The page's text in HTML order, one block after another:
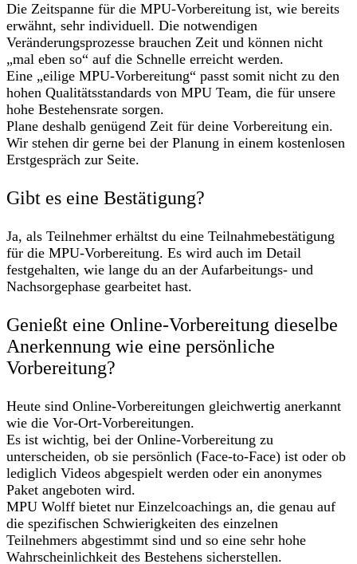
Die Zeitspanne für die MPU-Vorbereitung ist, wie bereits
erwähnt, sehr individuell. Die notwendigen
Veränderungsprozesse brauchen Zeit und können nicht
„mal eben so“ auf die Schnelle erreicht werden.
Eine „eilige MPU-Vorbereitung“ passt somit nicht zu den
hohen Qualitätsstandards von MPU Team, die für unsere
hohe Bestehensrate sorgen.
Plane deshalb genügend Zeit für deine Vorbereitung ein.
Wir stehen dir gerne bei der Planung in einem kostenlosen
Erstgespräch zur Seite.
Gibt es eine Bestätigung?
Ja, als Teilnehmer erhältst du eine Teilnahmebestätigung
für die MPU-Vorbereitung. Es wird auch im Detail
festgehalten, wie lange du an der Aufarbeitungs- und
Nachsorgephase gearbeitet hast.
Genießt eine Online-Vorbereitung dieselbe
Anerkennung wie eine persönliche
Vorbereitung?
Heute sind Online-Vorbereitungen gleichwertig anerkannt
wie die Vor-Ort-Vorbereitungen.
Es ist wichtig, bei der Online-Vorbereitung zu
unterscheiden, ob sie persönlich (Face-to-Face) ist oder ob
lediglich Videos abgespielt werden oder ein anonymes
Paket angeboten wird.
MPU Wolff bietet nur Einzelcoachings an, die genau auf
die spezifischen Schwierigkeiten des einzelnen
Teilnehmers abgestimmt sind und so eine sehr hohe
Wahrscheinlichkeit des Bestehens sicherstellen.